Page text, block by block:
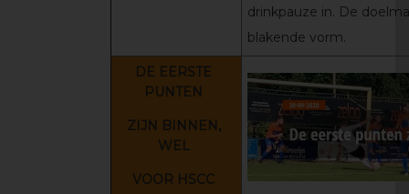
drinkpauze in. De
blakende vorm.
DE EERSTE
PUNTEN
ZIJN BINNEN,
WEL
VOOR HSCC